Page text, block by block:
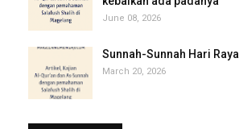
June 08, 2026
Sunnah-Sunnah Hari Raya
March 20, 2026